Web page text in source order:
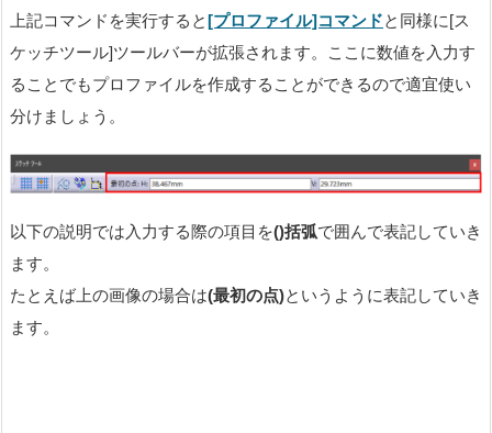
上記コマンドを実行すると[プロファイル]コマンドと同様に[ス
ケッチツール]ツールバーが拡張されます。ここに数値を入力す
ることでもプロファイルを作成することができるので適宜使い
分けましょう。
以下の説明では入力する際の項目を()括弧で囲んで表記していき
ます。
たとえば上の画像の場合は(最初の点)というように表記していき
ます。